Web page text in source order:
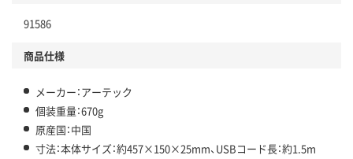
91586
商品仕様
メーカー：アーテック
個装重量：670g
原産国：中国
寸法：本体サイズ：約457×150×25mm、USBコード長：約1.5m